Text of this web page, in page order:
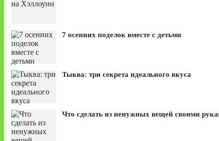
7 осенних поделок вместе с детьми
Тыква: три секрета идеального вкуса
Что сделать из ненужных вещей своими